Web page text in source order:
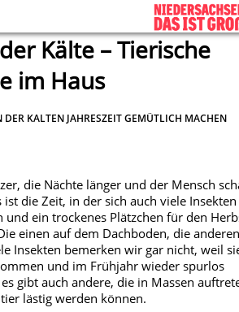
Kälte – Tierische
im Haus
DER KALTEN JAHRESZEIT GEMÜTLICH MACHEN
die Nächte länger und der Mensch
ist die Zeit, in der sich auch viele
und ein trockenes Plätzchen für den
einen auf dem Dachboden, die
Insekten bemerken wir gar nicht, weil
und im Frühjahr wieder spurlos
gibt auch andere, die in Massen
lästig werden können.